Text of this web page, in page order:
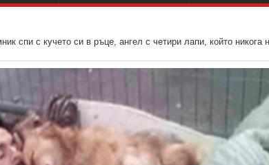
спи с кучето си в ръце, ангел с четири лапи, който никога